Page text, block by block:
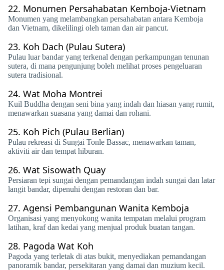
22. Monumen Persahabatan Kemboja-Vietnam
Monumen yang melambangkan persahabatan antara Kemboja
dan Vietnam, dikelilingi oleh taman dan air pancut.
23. Koh Dach (Pulau Sutera)
Pulau luar bandar yang terkenal dengan perkampungan tenunan
sutera, di mana pengunjung boleh melihat proses pengeluaran
sutera tradisional.
24. Wat Moha Montrei
Kuil Buddha dengan seni bina yang indah dan hiasan yang rumit,
menawarkan suasana yang damai dan rohani.
25. Koh Pich (Pulau Berlian)
Pulau rekreasi di Sungai Tonle Bassac, menawarkan taman,
aktiviti air dan tempat hiburan.
26. Wat Sisowath Quay
Persiaran tepi sungai dengan pemandangan indah sungai dan latar
langit bandar, dipenuhi dengan restoran dan bar.
27. Agensi Pembangunan Wanita Kemboja
Organisasi yang menyokong wanita tempatan melalui program
latihan, kraf dan kedai yang menjual produk buatan tangan.
28. Pagoda Wat Koh
Pagoda yang terletak di atas bukit, menyediakan pemandangan
panoramik bandar, persekitaran yang damai dan muzium kecil.